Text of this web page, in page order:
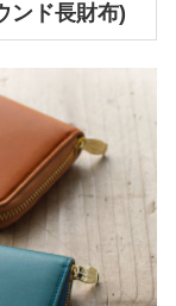
ンド長財布)